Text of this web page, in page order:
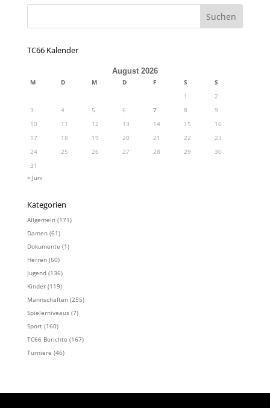
TC66 Kalender
August 2026
M D M D F S
S
1
2
3
4 5 6 7 8
9
10
11 12 13 14 15
16
17
18 19 20 21 22
23
24
25 26 27 28 29
30
31
« Juni
Kategorien
Allgemein(171)
Damen(61)
Dokumente (1)
Herren(60)
Jugend(136)
Kinder(119)
Mannschaften(255)
Spielerniveaus(7)
Sport(160)
TC66 Berichte (167)
Turniere (46)